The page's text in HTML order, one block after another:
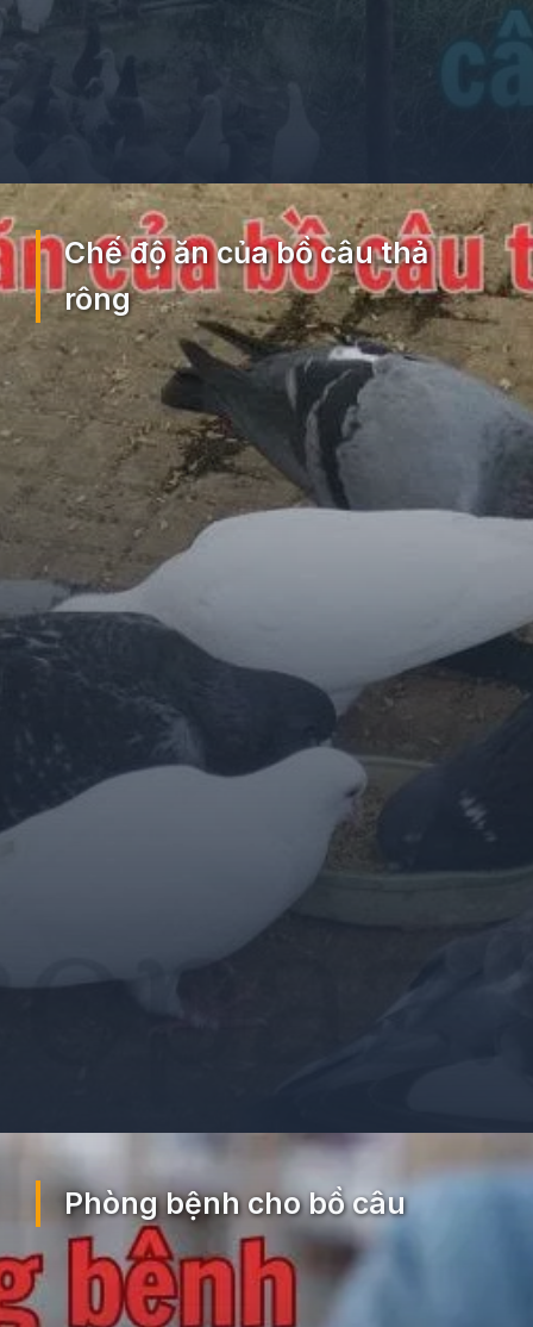
Đang mở https://ocopaz.vn/nuoi-bo-cau-71
Chế độ ăn của bồ câu thả
rông
Phòng bệnh cho bồ câu